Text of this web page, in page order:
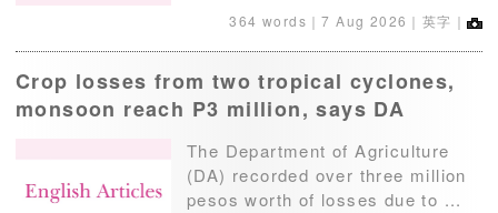
364 words｜7 Aug 2026 ｜英字｜
Crop losses from two tropical cyclones,
monsoon reach P3 million, says DA
The Department of Agriculture
(DA) recorded over three million
pesos worth of losses due to ...